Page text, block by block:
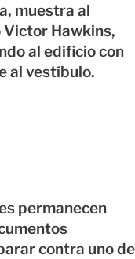
muestra al
Hawkins,
al edificio con
al vestíbulo.
permanecen
contra uno de